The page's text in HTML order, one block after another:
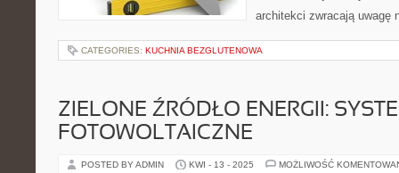
architekci zwracają uwagę
CATEGORIES: KUCHNIA BEZGLUTENOWA
ZIELONE ŹRÓDŁO ENERGII:
FOTOWOLTAICZNE
POSTED BY ADMIN KWI - 13 - 2025 MOŻLIWOŚĆ